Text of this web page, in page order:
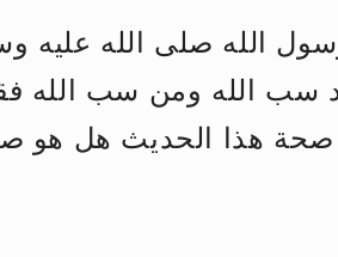
لأفراد الجماعة >> المزيد
هامّ لأفراد الجماعة >> المزيد
هامّ بخصوص الرسائل المرسلة إلى
الله صلى الله
سب الله ومن سب الله
هذا الحديث هل هو